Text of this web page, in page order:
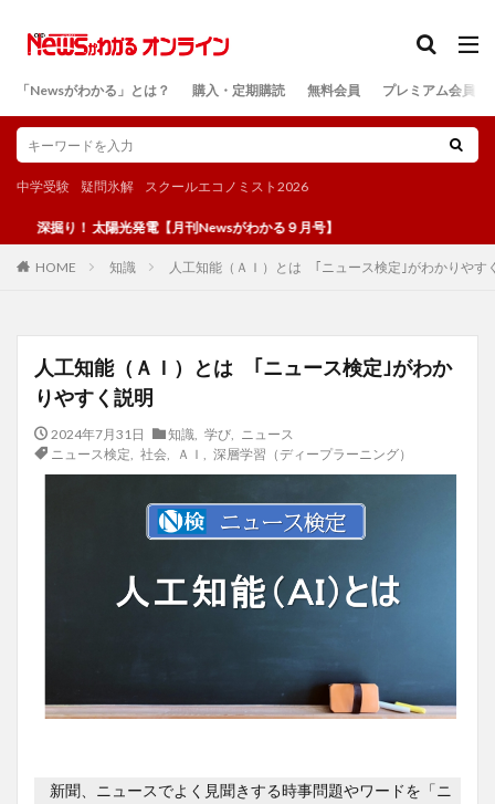
「Newsがわかる」とは？ 購入・定期購読 無料会員 プレミアム会員
中学受験 疑問氷解 スクールエコノミスト2026
！ 太陽光発電【月刊Newsがわかる９月号】
HOME 知識 人工知能（ＡＩ）とは ｢ニュース検定｣がわかりやす
人工知能（ＡＩ）とは ｢ニュース検定｣がわか
りやすく説明
2024年7月31日 知識 学び
ニュース
ニュース検定
社会, ＡＩ 深層学習（ディープラーニング）
新聞、ニュースでよく見聞きする時事問題やワードを「ニ
検索